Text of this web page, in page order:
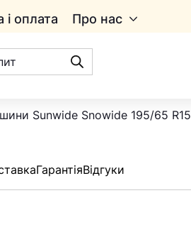
і оплата Про нас
Sunwide Snowide 195/65 R15
ГарантіяВідгуки